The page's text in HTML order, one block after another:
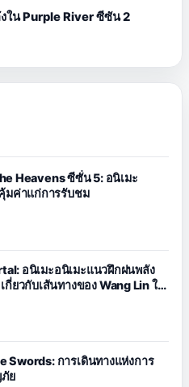
น Purple River ซีซัน 2
Heavens ซีซั่น 5: อนิเมะ
มค่าแก่การรับชม
อนิเมะอนิเมะแนวฝึกฝนพลัง
ยวกับเส้นทางของ Wang Lin ใน
Swords: การเดินทางแห่งการ
ย